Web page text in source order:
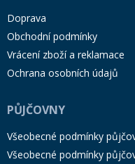
Doprava
Obchodní podmínky
Vrácení zboží a reklamace
Ochrana osobních údajů
PŮJČOVNY
Všeobecné podmínky
Všeobecné podmínky